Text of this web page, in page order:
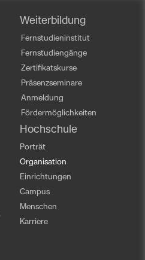
Weiterbildung
Fernstudieninstitut
Fernstudiengänge
Zertifikatskurse
Präsenzseminare
Anmeldung
Fördermöglichkeiten
Hochschule
Porträt
Organisation
Einrichtungen
Campus
Menschen
Karriere